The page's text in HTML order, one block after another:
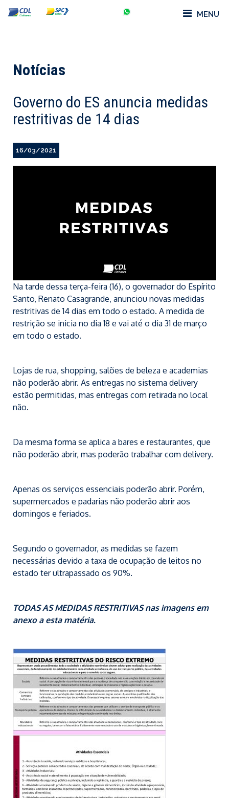
MENU
Notícias
Governo do ES anuncia medidas
restritivas de 14 dias
16/03/2021
Na tarde dessa terça-feira (16), o governador do Espírito
Santo, Renato Casagrande, anunciou novas medidas
restritivas de 14 dias em todo o estado. A medida de
restrição se inicia no dia 18 e vai até o dia 31 de março
em todo o estado.
Lojas de rua, shopping, salões de beleza e academias
não poderão abrir. As entregas no sistema delivery
estão permitidas, mas entregas com retirada no local
não.
Da mesma forma se aplica a bares e restaurantes, que
não poderão abrir, mas poderão trabalhar com delivery.
Apenas os serviços essenciais poderão abrir. Porém,
supermercados e padarias não poderão abrir aos
domingos e feriados.
Segundo o governador, as medidas se fazem
necessárias devido a taxa de ocupação de leitos no
estado ter ultrapassado os 90%.
TODAS AS MEDIDAS RESTRITIVAS nas imagens em
anexo a esta matéria.